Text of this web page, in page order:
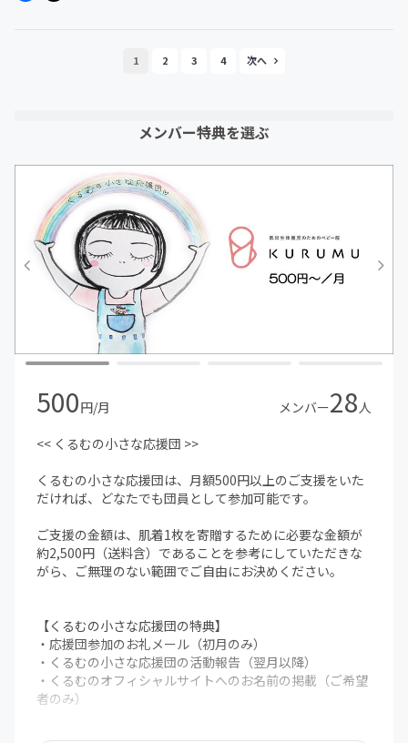
1 2 3 4
メンバー特典を選ぶ
500円/月 メンバー28人
<< くるむの小さな応援団 >>
くるむの小さな応援団は、月額500円以上のご支援をいた
だければ、どなたでも団員として参加可能です。
ご支援の金額は、肌着1枚を寄贈するために必要な金額が
約2,500円（送料含）であることを参考にしていただきな
がら、ご無理のない範囲でご自由にお決めください。
【くるむの小さな応援団の特典】
・応援団参加のお礼メール（初月のみ）
・くるむの小さな応援団の活動報告（翌月以降）
・くるむのオフィシャルサイトへのお名前の掲載（ご希望
者のみ）